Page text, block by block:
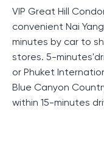
VIP Great Hill
convenient Nai
minutes by car to
stores. 5-
or Phuket
Blue Canyon
within 15-minutes